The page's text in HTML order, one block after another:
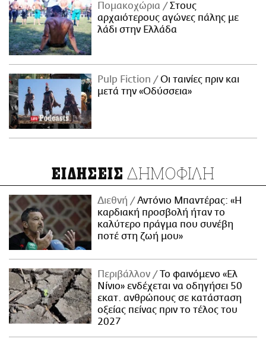
Πομακοχώρια
Στους
αρχαιότερους αγώνες πάλης με
λάδι στην Ελλάδα
Pulp Fiction
Οι ταινίες πριν και
μετά την «Οδύσσεια»
ΕΙΔΗΣΕΙΣ ΔΗΜΟΦΙΛΗ
Διεθνή
Αντόνιο Μπαντέρας: «Η
καρδιακή προσβολή ήταν το
καλύτερο πράγμα που συνέβη
ποτέ στη ζωή μου»
Περιβάλλον
Το φαινόμενο «Ελ
Νίνιο» ενδέχεται να οδηγήσει 50
εκατ. ανθρώπους σε κατάσταση
οξείας πείνας πριν το τέλος του
2027